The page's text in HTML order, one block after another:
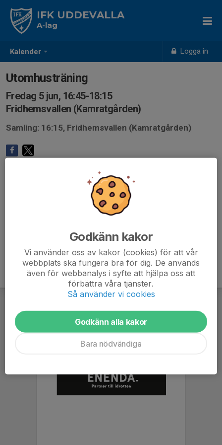
Kalender Logga in
IFK UDDEVALLA
A-lag
Utomhusträning
Fredag 5 jun, 16:45-18:15
Fridhemsvallen (Kamratgården)
Samling: 16:15, Fridhemsvallen (Kamratgården)
Godkänn kakor
Vi använder oss av kakor (cookies) för att vår
webbplats ska fungera bra för dig. De används
även för webbanalys i syfte att hjälpa oss att
förbättra våra tjänster.
Så använder vi cookies
Godkänn alla kakor
Bara nödvändiga